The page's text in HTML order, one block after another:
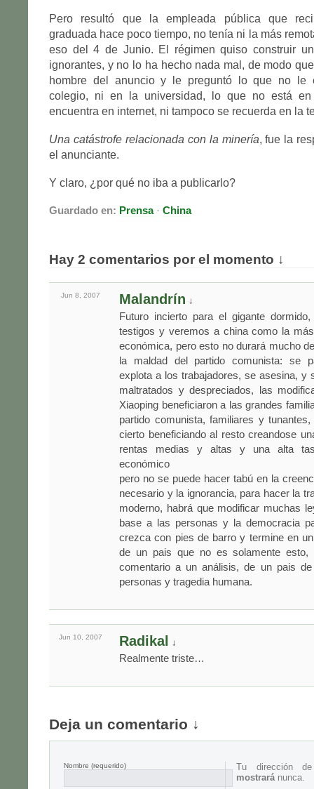
Pero resultó que la empleada pública que
graduada hace poco tiempo, no tenía ni la más
eso del 4 de Junio. El régimen quiso construir
ignorantes, y no lo ha hecho nada mal, de modo
hombre del anuncio y le preguntó lo que no le
colegio, ni en la universidad, lo que no está
encuentra en internet, ni tampoco se recuerda en la
Una catástrofe relacionada con la minería, fue la
el anunciante.
Y claro, ¿por qué no iba a publicarlo?
Guardado en: Prensa· China
Hay 2 comentarios por el momento ↓
Jun 8, 2007 Malandrín ↓
Futuro incierto para el gigante
testigos y veremos a china como la
económica, pero esto no durará mucho
la maldad del partido comunista: se
explota a los trabajadores, se asesina, y
maltratados y despreciados, las
Xiaoping beneficiaron a las grandes
partido comunista, familiares y
cierto beneficiando al resto creandose
rentas medias y altas y una alta
económico
pero no se puede hacer tabú en la
necesario y la ignorancia, para hacer la
moderno, habrá que modificar muchas
base a las personas y la democracia
crezca con pies de barro y termine en
de un pais que no es solamente
comentario a un análisis, de un pais
personas y tragedia humana.
Jun 10, 2007 Radikal ↓
Realmente triste…
Deja un comentario ↓
Nombre (requerido)
Tu dirección
mostraránunca.